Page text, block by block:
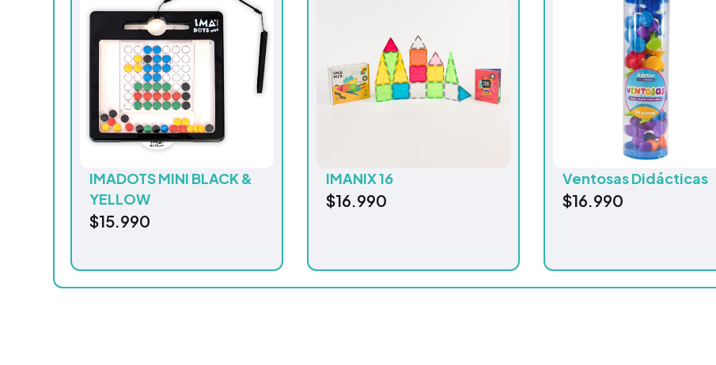
IMADOTS MINI BLACK &
YELLOW
$15.990
IMANIX 16
$16.990
Ventosas Didácticas
$16.990